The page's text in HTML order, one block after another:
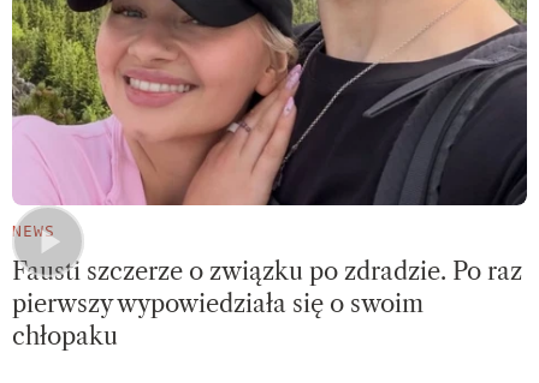
NEWS
Fausti szczerze o związku po zdradzie. Po raz
pierwszy wypowiedziała się o swoim
chłopaku